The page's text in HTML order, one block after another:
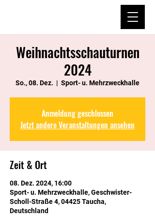
Weihnachtsschauturnen
2024
So., 08. Dez.
  |
Sport- u. Mehrzweckhalle
Anmeldung geschlossen
Jetzt andere Veranstaltungen ansehen
Zeit & Ort
08. Dez. 2024, 16:00
Sport- u. Mehrzweckhalle, Geschwister-
Scholl-Straße 4, 04425 Taucha,
Deutschland